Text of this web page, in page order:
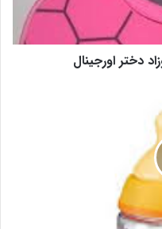
دختر اورجینال